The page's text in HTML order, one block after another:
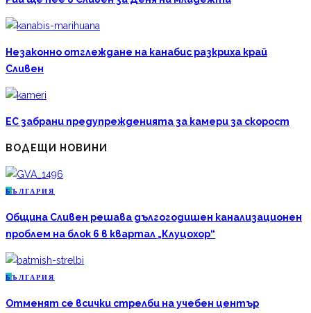
Незаконно отглеждане на канабис разкриха край
Сливен
ЕС забрани предупрежденията за камери за скорост
ВОДЕЩИ НОВИНИ
Б ЪЛГАРИЯ
Община Сливен решава дългогодишен канализационен
проблем на блок 6 в квартал „Клуцохор“
Б ЪЛГАРИЯ
Отменят се всички стрелби на учебен център